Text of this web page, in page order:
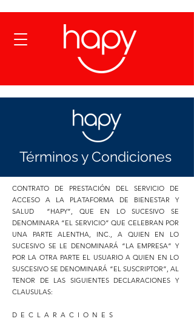
Términos y Condiciones
CONTRATO DE PRESTACIÓN DEL SERVICIO DE
ACCESO A LA PLATAFORMA DE BIENESTAR Y
SALUD “HAPY”, QUE EN LO SUCESIVO SE
DENOMINARA “EL SERVICIO” QUE CELEBRAN POR
UNA PARTE ALENTHA, INC., A QUIEN EN LO
SUCESIVO SE LE DENOMINARÁ “LA EMPRESA” Y
POR LA OTRA PARTE EL USUARIO A QUIEN EN LO
SUSCESIVO SE DENOMINARÁ “EL SUSCRIPTOR”, AL
TENOR DE LAS SIGUIENTES DECLARACIONES Y
CLAUSULAS:
D E C L A R A C I O N E S